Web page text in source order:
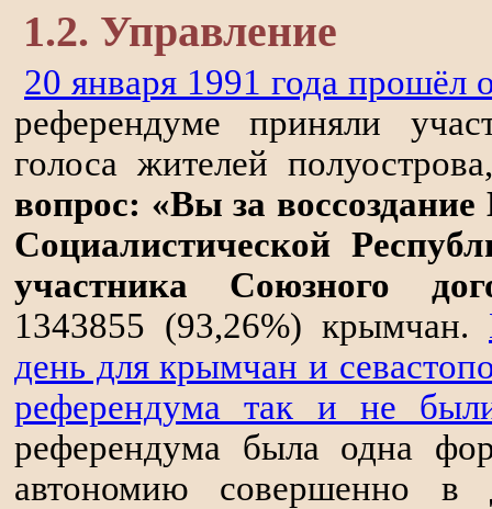
1.2. Управление
20 января 1991 года
референдуме приняли
голоса жителей
вопрос: «Вы за
Социалистической
участника Союзного
1343855 (93,26%) крымчан.
день для крымчан и
референдума так и не
референдума была одна
автономию совершенно в